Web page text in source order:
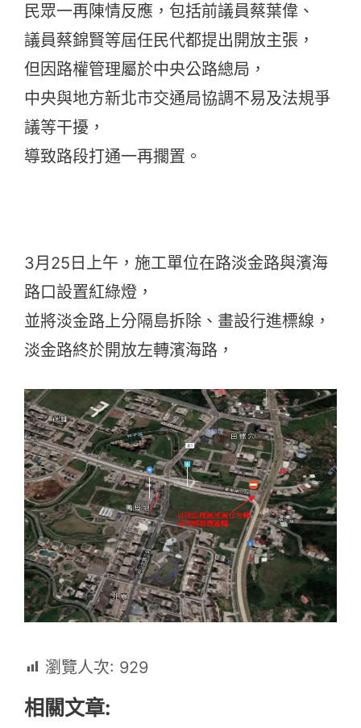
民眾一再陳情反應，包括前議員蔡葉偉、
議員蔡錦賢等屆任民代都提出開放主張，
但因路權管理屬於中央公路總局，
中央與地方新北市交通局協調不易及法規爭
議等干擾，
導致路段打通一再擱置。
3月25日上午，施工單位在路淡金路與濱海
路口設置紅綠燈，
並將淡金路上分隔島拆除、畫設行進標線，
淡金路終於開放左轉濱海路，
瀏覽人次: 929
相關文章: